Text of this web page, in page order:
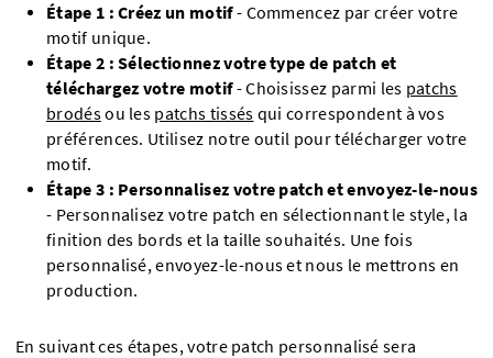
Étape 1 : Créez un motif- Commencez par créer votre
motif unique.
Étape 2 : Sélectionnez votre type de patch et
téléchargez votre motif- Choisissez parmi les patchs
brodésou les patchs tissés qui correspondent à vos
préférences. Utilisez notre outil pour télécharger votre
motif.
Étape 3 : Personnalisez votre patch et envoyez-le-nous
- Personnalisez votre patch en sélectionnant le style, la
finition des bords et la taille souhaités. Une fois
personnalisé, envoyez-le-nous et nous le mettrons en
production.
En suivant ces étapes, votre patch personnalisé sera